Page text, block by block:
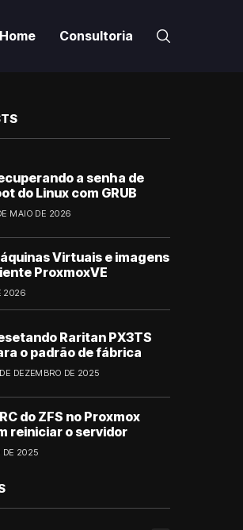
Home Consultoria
a senha de
do Linux com GRUB
MAIO DE 2026
Virtuais e imagens
ProxmoxVE
2026
Raritan PX3TS
o padrão de fábrica
DEZEMBRO DE 2025
do ZFS no Proxmox
reiniciar o servidor
DE 2025